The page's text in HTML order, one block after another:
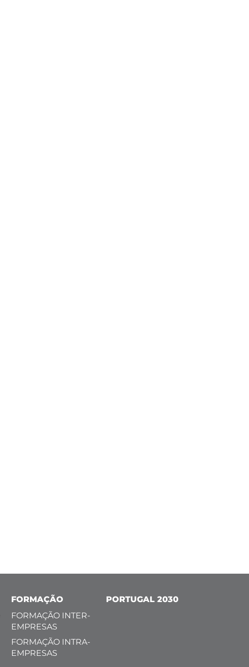
FORMAÇÃO
FORMAÇÃO INTER-
EMPRESAS
FORMAÇÃO INTRA-
EMPRESAS
PORTUGAL 2030